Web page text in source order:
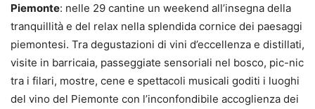
Piemonte: nelle 29 cantine un weekend all’insegna della
tranquillità e del relax nella splendida cornice dei paesaggi
piemontesi. Tra degustazioni di vini d’eccellenza e distillati,
visite in barricaia, passeggiate sensoriali nel bosco, pic-nic
tra i filari, mostre, cene e spettacoli musicali goditi i luoghi
del vino del Piemonte con l’inconfondibile accoglienza dei